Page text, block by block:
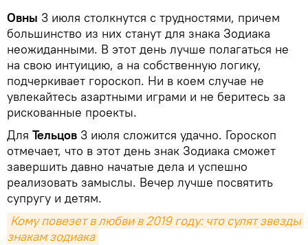
Овны 3 июля столкнутся с трудностями, причем
большинство из них станут для знака Зодиака
неожиданными. В этот день лучше полагаться не
на свою интуицию, а на собственную логику,
подчеркивает гороскоп. Ни в коем случае не
увлекайтесь азартными играми и не беритесь за
рискованные проекты.
Для Тельцов 3 июля сложится удачно. Гороскоп
отмечает, что в этот день знак Зодиака сможет
завершить давно начатые дела и успешно
реализовать замыслы. Вечер лучше посвятить
супругу и детям.
Кому повезет в любви в 2019 году: что сулят звезды
знакам зодиака